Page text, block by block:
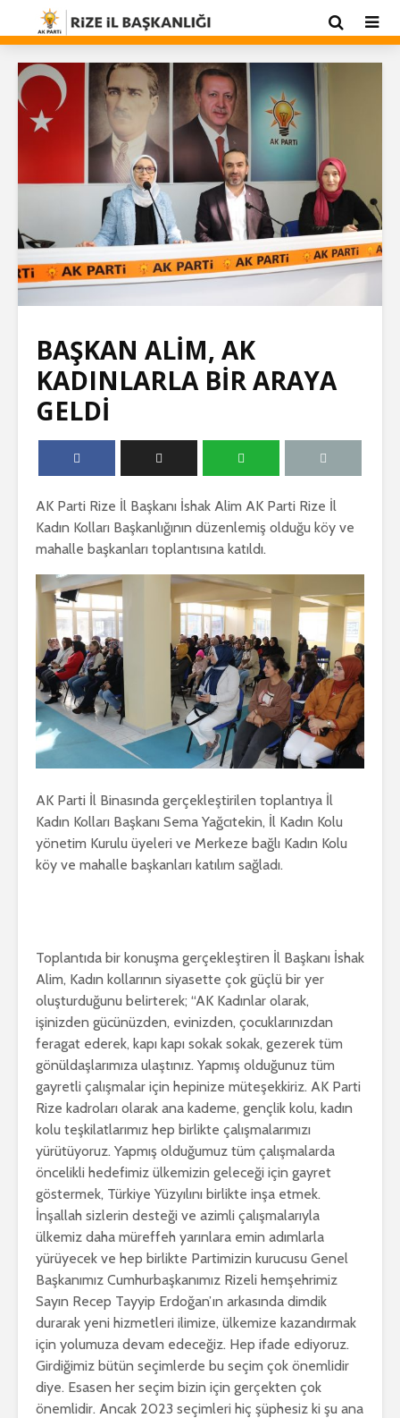
BAŞKAN ALİM, AK
KADINLARLA BİR ARAYA
GELDİ
AK Parti Rize İl Başkanı İshak Alim AK Parti Rize İl
Kadın Kolları Başkanlığının düzenlemiş olduğu köy ve
mahalle başkanları toplantısına katıldı.
AK Parti İl Binasında gerçekleştirilen toplantıya İl
Kadın Kolları Başkanı Sema Yağcıtekin, İl Kadın Kolu
yönetim Kurulu üyeleri ve Merkeze bağlı Kadın Kolu
köy ve mahalle başkanları katılım sağladı.
Toplantıda bir konuşma gerçekleştiren İl Başkanı İshak
Alim, Kadın kollarının siyasette çok güçlü bir yer
oluşturduğunu belirterek; “AK Kadınlar olarak,
işinizden gücünüzden, evinizden, çocuklarınızdan
feragat ederek, kapı kapı sokak sokak, gezerek tüm
gönüldaşlarımıza ulaştınız. Yapmış olduğunuz tüm
gayretli çalışmalar için hepinize müteşekkiriz. AK Parti
Rize kadroları olarak ana kademe, gençlik kolu, kadın
kolu teşkilatlarımız hep birlikte çalışmalarımızı
yürütüyoruz. Yapmış olduğumuz tüm çalışmalarda
öncelikli hedefimiz ülkemizin geleceği için gayret
göstermek, Türkiye Yüzyılını birlikte inşa etmek.
İnşallah sizlerin desteği ve azimli çalışmalarıyla
ülkemiz daha müreffeh yarınlara emin adımlarla
yürüyecek ve hep birlikte Partimizin kurucusu Genel
Başkanımız Cumhurbaşkanımız Rizeli hemşehrimiz
Sayın Recep Tayyip Erdoğan’ın arkasında dimdik
durarak yeni hizmetleri ilimize, ülkemize kazandırmak
için yolumuza devam edeceğiz. Hep ifade ediyoruz.
Girdiğimiz bütün seçimlerde bu seçim çok önemlidir
diye. Esasen her seçim bizin için gerçekten çok
önemlidir. Ancak 2023 seçimleri hiç şüphesiz ki şu ana